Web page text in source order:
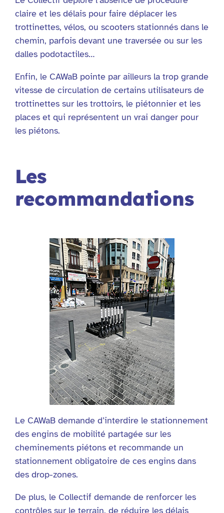
claire et les délais pour faire déplacer les
trottinettes, vélos, ou scooters stationnés dans le
chemin, parfois devant une traversée ou sur les
dalles podotactiles…
Enfin, le CAWaB pointe par ailleurs la trop grande
vitesse de circulation de certains utilisateurs de
trottinettes sur les trottoirs, le piétonnier et les
places et qui représentent un vrai danger pour
les piétons.
Les
recommandations
Le CAWaB demande d’interdire le stationnement
des engins de mobilité partagée sur les
cheminements piétons et recommande un
stationnement obligatoire de ces engins dans
des drop-zones.
De plus, le Collectif demande de renforcer les
contrôles sur le terrain, de réduire les délais